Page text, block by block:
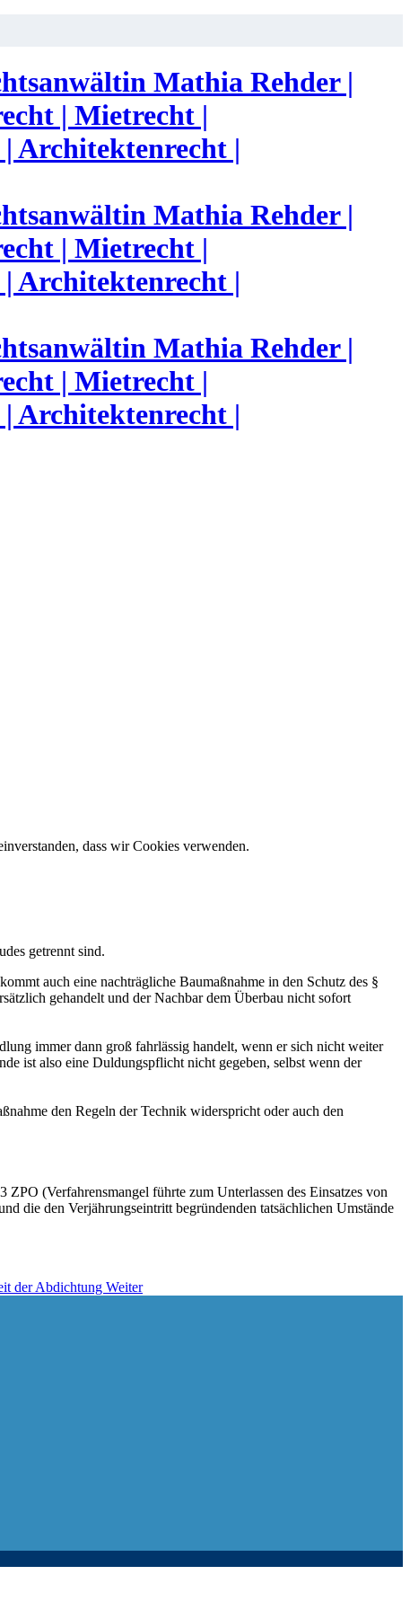
getrennt sind.
auch eine nachträgliche Baumaßnahme in den Schutz des §
gehandelt und der Nachbar dem Überbau nicht sofort
immer dann groß fahrlässig handelt, wenn er sich nicht weiter
ist also eine Duldungspflicht nicht gegeben, selbst wenn der
den Regeln der Technik widerspricht oder auch den
(Verfahrensmangel führte zum Unterlassen des Einsatzes von
die den Verjährungseintritt begründenden tatsächlichen Umstände
der Abdichtung Weiter
dass wir Cookies verwenden.